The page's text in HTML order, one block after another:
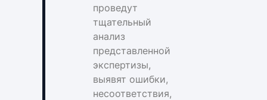
проведут
тщательный
анализ
представленной
экспертизы,
выявят ошибки,
несоответствия,